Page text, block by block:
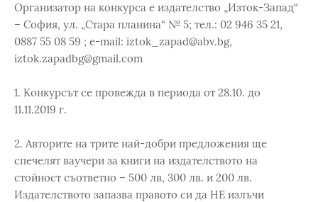
Организатор на конкурса е издателство „Изток-Запад“
– София, ул. „Стара планина“ № 5; тел.: 02 946 35 21,
0887 55 08 59 ; e-mail: iztok_zapad@abv.bg,
iztok.zapadbg@gmail.com
1. Конкурсът се провежда в периода от 28.10. до
11.11.2019 г.
2. Авторите на трите най-добри предложения ще
спечелят ваучери за книги на издателството на
стойност съответно – 500 лв, 300 лв. и 200 лв.
Издателството запазва правото си да НЕ излъчи